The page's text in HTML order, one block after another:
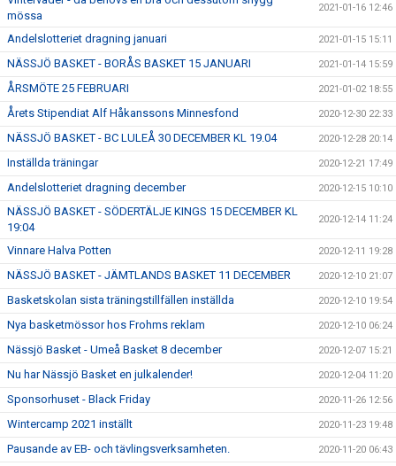
mössa
2021-01-16 12:46
Andelslotteriet dragning januari 2021-01-15 15:11
NÄSSJÖ BASKET - BORÅS BASKET 15 JANUARI 2021-01-14 15:59
ÅRSMÖTE 25 FEBRUARI 2021-01-02 18:55
Årets Stipendiat Alf Håkanssons Minnesfond 2020-12-30 22:33
NÄSSJÖ BASKET - BC LULEÅ 30 DECEMBER KL 19.04 2020-12-28 20:14
Inställda träningar 2020-12-21 17:49
Andelslotteriet dragning december 2020-12-15 10:10
NÄSSJÖ BASKET - SÖDERTÄLJE KINGS 15 DECEMBER KL
19:04
2020-12-14 11:24
Vinnare Halva Potten 2020-12-11 19:28
NÄSSJÖ BASKET - JÄMTLANDS BASKET 11 DECEMBER 2020-12-10 21:07
Basketskolan sista träningstillfällen inställda 2020-12-10 19:54
Nya basketmössor hos Frohms reklam 2020-12-10 06:24
Nässjö Basket - Umeå Basket 8 december 2020-12-07 15:21
Nu har Nässjö Basket en julkalender! 2020-12-04 11:20
Sponsorhuset - Black Friday 2020-11-26 12:56
Wintercamp 2021 inställt 2020-11-23 19:48
Pausande av EB- och tävlingsverksamheten. 2020-11-20 06:43